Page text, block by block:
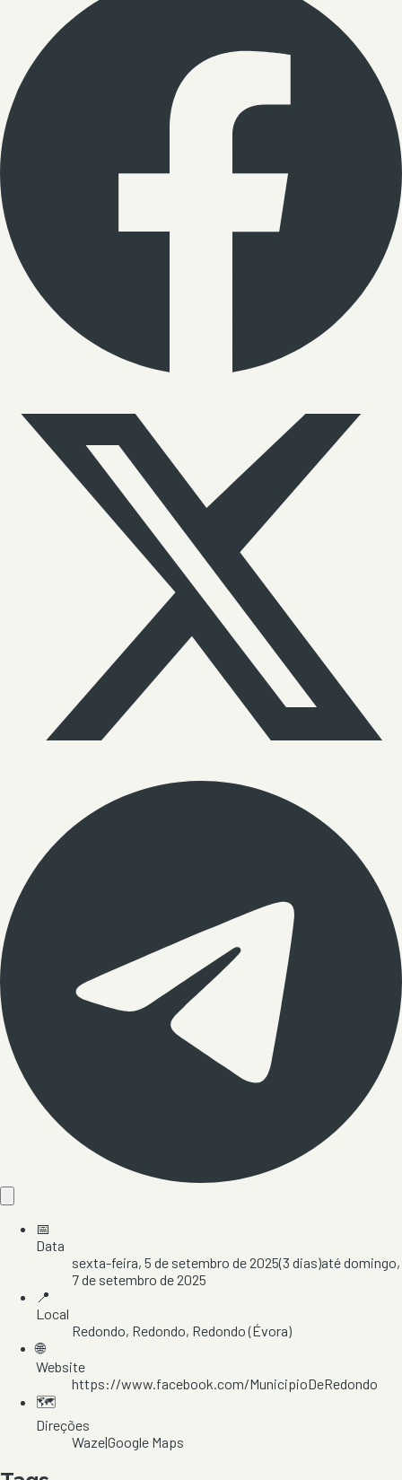
📅
Data
sexta-feira, 5 de setembro de 2025(3 dias)atédomingo,
7 de setembro de 2025
📍
Local
Redondo, Redondo, Redondo(Évora)
🌐
Website
https://www.facebook.com/MunicipioDeRedondo
🗺️
Direções
Waze|Google Maps